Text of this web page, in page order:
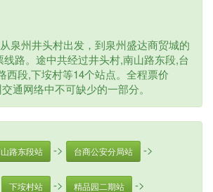
泉州井头村出发，到泉州盛达商贸城的
路。途中共经过井头村,南山路东段,台
西段,下垵村等14个站点。全程票价
通网络中不可缺少的一部分。
路东段站 -> 台商公安分局站 ->
下垵村站 -> 精品园二期站 ->